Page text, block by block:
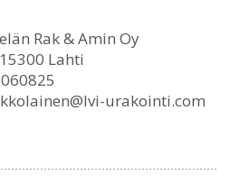
Rak & Amin Oy
Lahti
urakointi.com